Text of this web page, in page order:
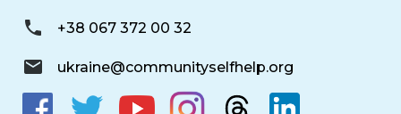
+38 067 372 00 32
ukraine@communityselfhelp.org